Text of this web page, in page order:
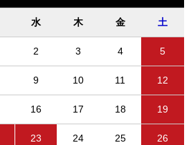
水 木 金 土
2 3 4 5
9 10 11 12
16 17 18 19
23 24 25 26